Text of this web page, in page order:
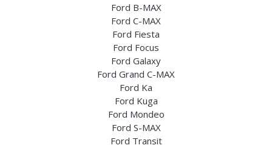
Ford B-MAX
Ford C-MAX
Ford Fiesta
Ford Focus
Ford Galaxy
Ford Grand C-MAX
Ford Ka
Ford Kuga
Ford Mondeo
Ford S-MAX
Ford Transit